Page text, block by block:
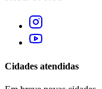
Cidades atendidas